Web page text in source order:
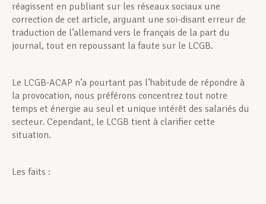
réagissent en publiant sur les réseaux sociaux une
correction de cet article, arguant une soi-disant erreur de
traduction de l’allemand vers le français de la part du
journal, tout en repoussant la faute sur le LCGB.
Le LCGB-ACAP n’a pourtant pas l’habitude de répondre à
la provocation, nous préférons concentrez tout notre
temps et énergie au seul et unique intérêt des salariés du
secteur. Cependant, le LCGB tient à clarifier cette
situation.
Les faits :